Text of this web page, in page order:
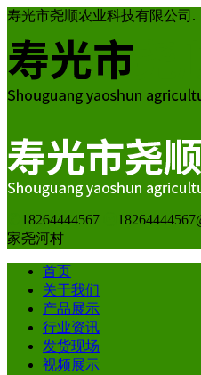
寿光市尧顺农业科技有限公司.
18264444567
家尧河村
首页
关于我们
产品展示
行业资讯
发货现场
视频展示